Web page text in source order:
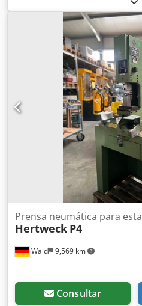
tal cual, donde está, sin
liquidación de la fábrica MASI
seguimiento: 0,07 seg.
60 Funcionamiento a dos
También podemos
rentable. organizamos para
correspondiente. También se
neta para clientes extranjeros.
número de IVA válido. Codjulf
previa. Visite nuestra tienda y
otras ofertas. Los nombres de
comerciales son propiedad de
únicamente para identificar y
Pueden producirse
errores en la descripción del
Wald 9,569 km
Prensa neumática para
Hertweck P4
Consultar